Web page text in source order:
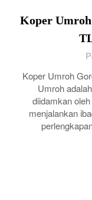
Koper
Koper Umroh
Umroh
diidamkan
menjalankan